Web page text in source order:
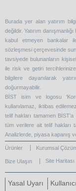
Burada yer alan yatırım
değildir. Yatırım
kabul etmeyen bankalar
sözleşmesi çerçevesinde
tavsiyede bulunanların
ile risk ve getiri
bilgilere dayanılarak
doğurmayabilir.
BİST isim ve logosu
kullanılamaz, iktibas
telif hakları tamamen
tüm verilere ait telif hakları
Analizlerde, piyasa kapanış
Ürünler Kurumsal
Bize Ulaşın Site Haritası
Yasal Uyarı